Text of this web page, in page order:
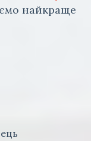
найкраще